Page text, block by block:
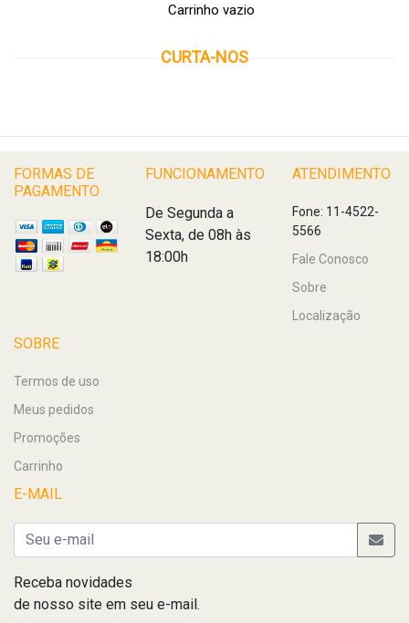
Carrinho vazio
CURTA-NOS
FORMAS DE
PAGAMENTO
FUNCIONAMENTO
De Segunda a
Sexta, de 08h às
18:00h
ATENDIMENTO
Fone: 11-4522-
5566
Fale Conosco
Sobre
Localização
SOBRE
Termos de uso
Meus pedidos
Promoções
Carrinho
E-MAIL
Receba novidades
de nosso site em seu e-mail.